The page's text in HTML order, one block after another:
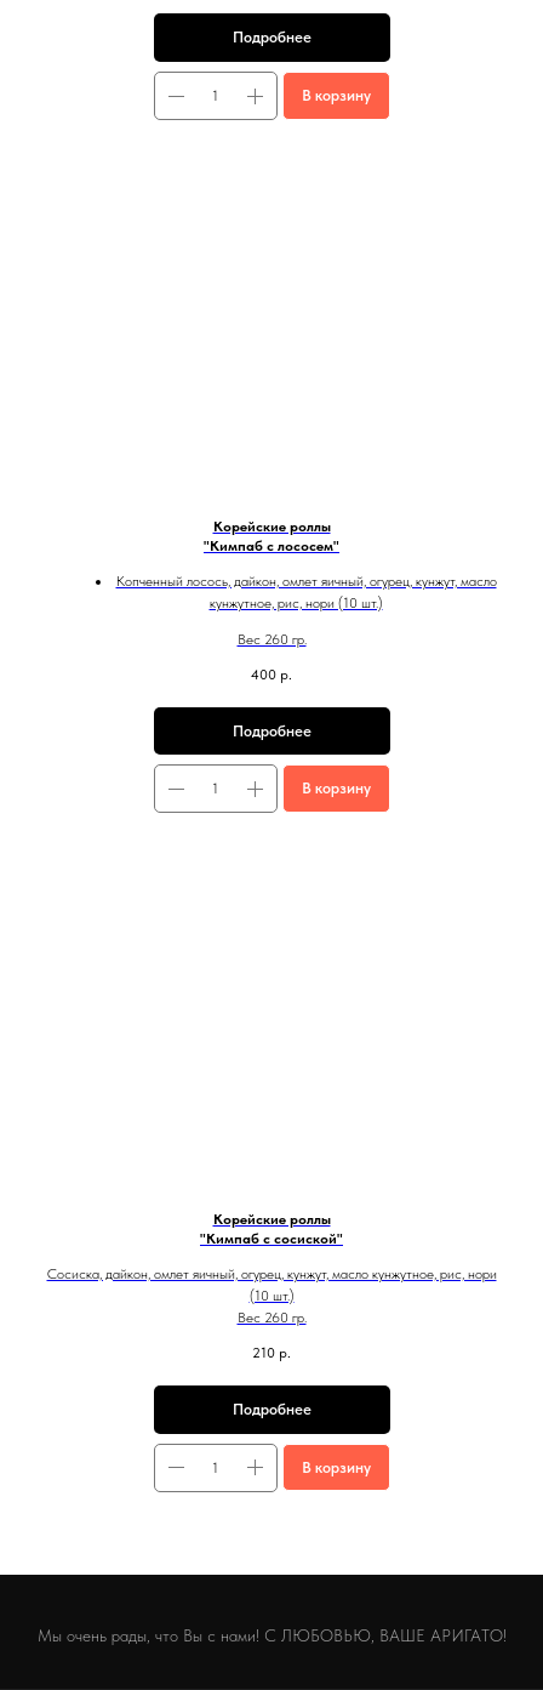
Подробнее
В корзину
Корейские роллы
"Кимпаб с лососем"
Копченный лосось, дайкон, омлет яичный, огурец, кунжут, масло
кунжутное, рис, нори (10 шт.)
Вес 260 гр.
400 р.
Подробнее
В корзину
Корейские роллы
"Кимпаб с сосиской"
Сосиска, дайкон, омлет яичный, огурец, кунжут, масло кунжутное, рис, нори
(10 шт.)
Вес 260 гр.
210 р.
Подробнее
В корзину
Мы очень рады, что Вы с нами! С ЛЮБОВЬЮ, ВАШЕ АРИГАТО!